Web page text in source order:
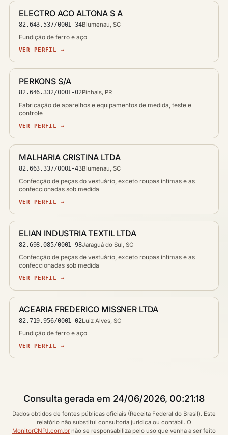
ELECTRO ACO ALTONA S A
82.643.537/0001-34Blumenau, SC
Fundição de ferro e aço
VER PERFIL →
PERKONS S/A
82.646.332/0001-02Pinhais, PR
Fabricação de aparelhos e equipamentos de medida, teste e
controle
VER PERFIL →
MALHARIA CRISTINA LTDA
82.663.337/0001-43Blumenau, SC
Confecção de peças do vestuário, exceto roupas íntimas e as
confeccionadas sob medida
VER PERFIL →
ELIAN INDUSTRIA TEXTIL LTDA
82.698.085/0001-98Jaraguá do Sul, SC
Confecção de peças de vestuário, exceto roupas íntimas e as
confeccionadas sob medida
VER PERFIL →
ACEARIA FREDERICO MISSNER LTDA
82.719.956/0001-02Luiz Alves, SC
Fundição de ferro e aço
VER PERFIL →
Consulta gerada em 24/06/2026, 00:21:18
Dados obtidos de fontes públicas oficiais (Receita Federal do Brasil). Este
relatório não substitui consultoria jurídica ou contábil. O
MonitorCNPJ.com.br não se responsabiliza pelo uso que venha a ser feito